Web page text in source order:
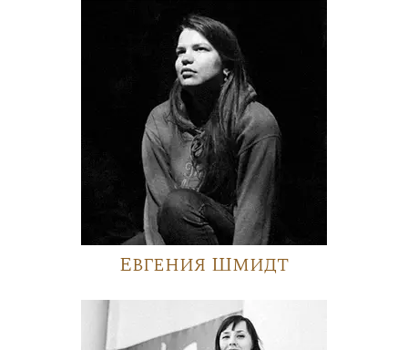
Евгения Шмидт